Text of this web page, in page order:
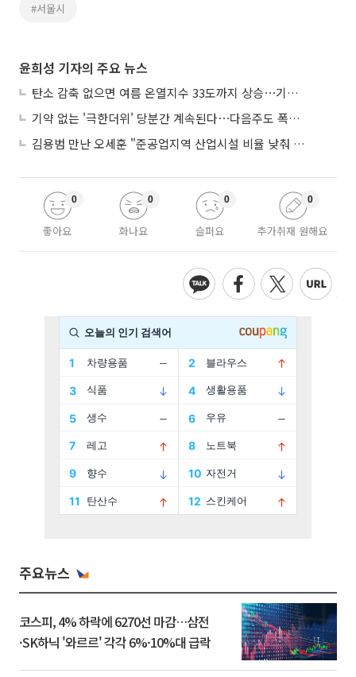
#서울시
윤희성 기자의 주요 뉴스
탄소 감축 없으면 여름 온열지수 33도까지 상승⋯기상청, 2100년 미래전망
기약 없는 '극한더위' 당분간 계속된다⋯다음주도 폭염·열대야 지속
김용범 만난 오세훈 "준공업지역 산업시설 비율 낮춰 공급 늘려야"
좋아요
0
화나요
0
슬퍼요
0
추가취재 원해요
0
주요뉴스
코스피, 4% 하락에 6270선 마감…삼전
·SK하닉 '와르르' 각각 6%·10%대 급락